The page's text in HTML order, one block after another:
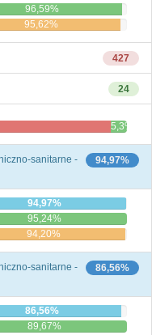
96,59%
95,62%
427
24
5,3%
94,97%
sanitarne -
94,97%
95,24%
94,20%
86,56%
sanitarne -
86,56%
89,67%